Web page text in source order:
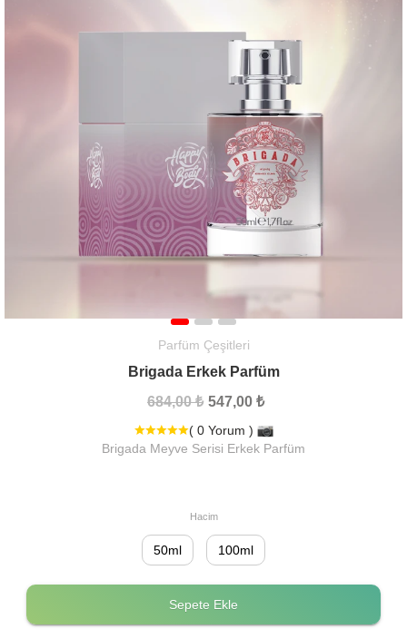
Parfüm Çeşitleri
Brigada Erkek Parfüm
684,00 ₺ 547,00 ₺
( 0 Yorum )
Brigada Meyve Serisi Erkek Parfüm
Hacim
50ml 100ml
Sepete Ekle